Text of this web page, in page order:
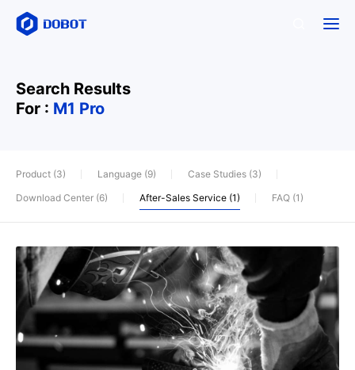
Search Results
For : M1 Pro
Product (3) Language (9)
Case Studies (3)
Download Center (6)
After-Sales Service (1) FAQ (1)